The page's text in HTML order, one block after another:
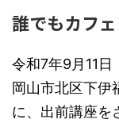
誰でもカフェ
令和7年9月11日
岡山市北区下伊
に、出前講座を